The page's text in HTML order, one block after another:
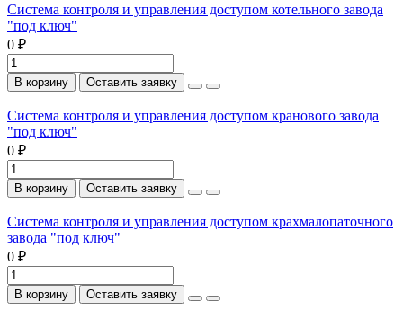
Система контроля и управления доступом котельного завода
"под ключ"
0 ₽
В корзину Оставить заявку
Система контроля и управления доступом кранового завода
"под ключ"
0 ₽
В корзину Оставить заявку
Система контроля и управления доступом крахмалопаточного
завода "под ключ"
0 ₽
В корзину Оставить заявку